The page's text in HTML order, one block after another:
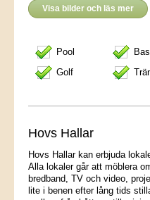
Visa bilder och läs mer
Pool
Golf
Hovs Hallar
Hovs Hallar kan erbjuda
Alla lokaler går att möblera
bredband, TV och video,
lite i benen efter lång tids